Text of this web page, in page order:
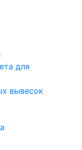
для
вывесок